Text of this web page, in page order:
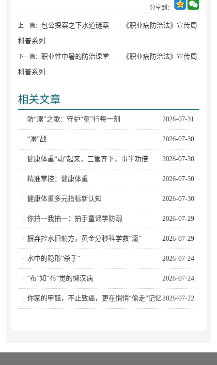
分享到：
上一篇： 包公探案之下水道谜案——《职业病防治法》宣传周
科普系列
下一篇： 职业性中暑的防治课堂——《职业病防治法》宣传周
科普系列
相关文章
· 防“溺”之歌：守护“童”行每一刻 2026-07-31
· “溺”战 2026-07-30
· 健康体重“动”起来，三管齐下，事半功倍 2026-07-30
· 精准掌控：健康体重 2026-07-30
· 健康体重多元指标新认知 2026-07-30
· 你拍一我拍一：拍手童谣学防溺 2026-07-29
· 摒弃控水旧偏方，黄金分秒科学救“溺” 2026-07-29
· 水中的隐形”杀手“ 2026-07-24
· “布”知“布”觉的懒汉病 2026-07-24
· 你家的甲醛，不止致癌，更在悄悄“偷走”记忆2026-07-22